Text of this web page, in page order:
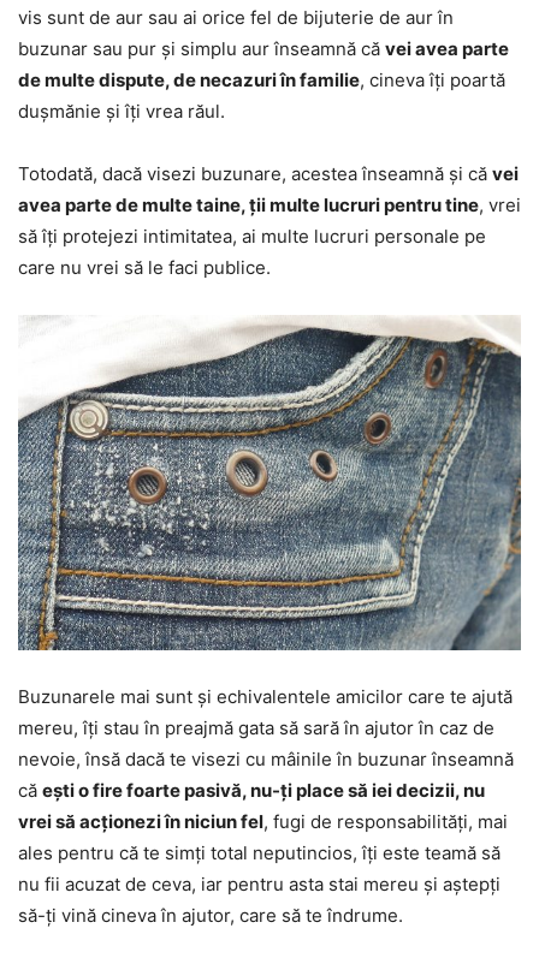
vis sunt de aur sau ai orice fel de bijuterie de aur în
buzunar sau pur și simplu aur înseamnă că vei avea parte
de multe dispute, de necazuri în familie, cineva îți poartă
dușmănie și îți vrea răul.
Totodată, dacă visezi buzunare, acestea înseamnă și că vei
avea parte de multe taine, ții multe lucruri pentru tine, vrei
să îți protejezi intimitatea, ai multe lucruri personale pe
care nu vrei să le faci publice.
Buzunarele mai sunt și echivalentele amicilor care te ajută
mereu, îți stau în preajmă gata să sară în ajutor în caz de
nevoie, însă dacă te visezi cu mâinile în buzunar înseamnă
că ești o fire foarte pasivă, nu-ți place să iei decizii, nu
vrei să acționezi în niciun fel, fugi de responsabilități, mai
ales pentru că te simți total neputincios, îți este teamă să
nu fii acuzat de ceva, iar pentru asta stai mereu și aștepți
să-ți vină cineva în ajutor, care să te îndrume.